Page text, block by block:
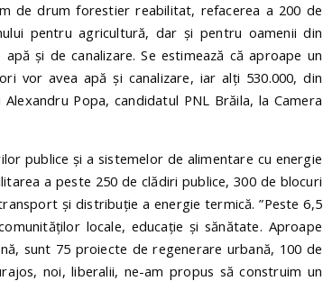
de drum forestier reabilitat, refacerea a 200 de
pentru agricultură, dar și pentru oamenii din
și de canalizare. Se estimează că aproape un
vor avea apă și canalizare, iar alți 530.000, din
Popa, candidatul PNL Brăila, la Camera
publice și a sistemelor de alimentare cu energie
a peste 250 de clădiri publice, 300 de blocuri
și distribuție a energie termică. ”Peste 6,5
locale, educație și sănătate. Aproape
sunt 75 proiecte de regenerare urbană, 100 de
noi, liberalii, ne-am propus să construim un